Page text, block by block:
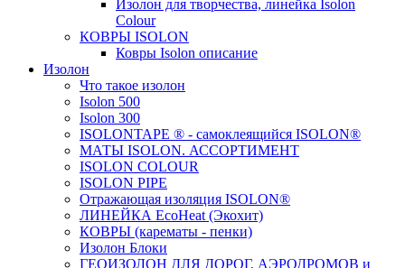
Изолон для творчества, линейка Isolon
Colour
КОВРЫ ISOLON
Ковры Isolon описание
Изолон
Что такое изолон
Isolon 500
Isolon 300
ISOLONTAPE ® - самоклеящийся ISOLON®
МАТЫ ISOLON. АССОРТИМЕНТ
ISOLON COLOUR
ISOLON PIPE
Отражающая изоляция ISOLON®
ЛИНЕЙКА EcoHeat (Экохит)
КОВРЫ (карематы - пенки)
Изолон Блоки
ГЕОИЗОЛОН ДЛЯ ДОРОГ, АЭРОДРОМОВ и